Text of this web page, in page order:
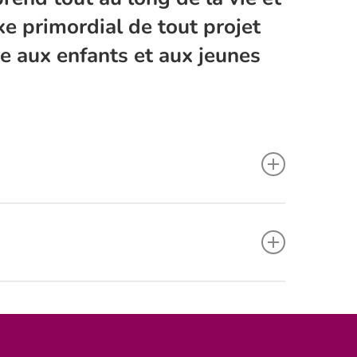
primordial de tout projet
aux enfants et aux jeunes
permettre l’accès de tous les
citoyennes c’est-à-dire permettant à la